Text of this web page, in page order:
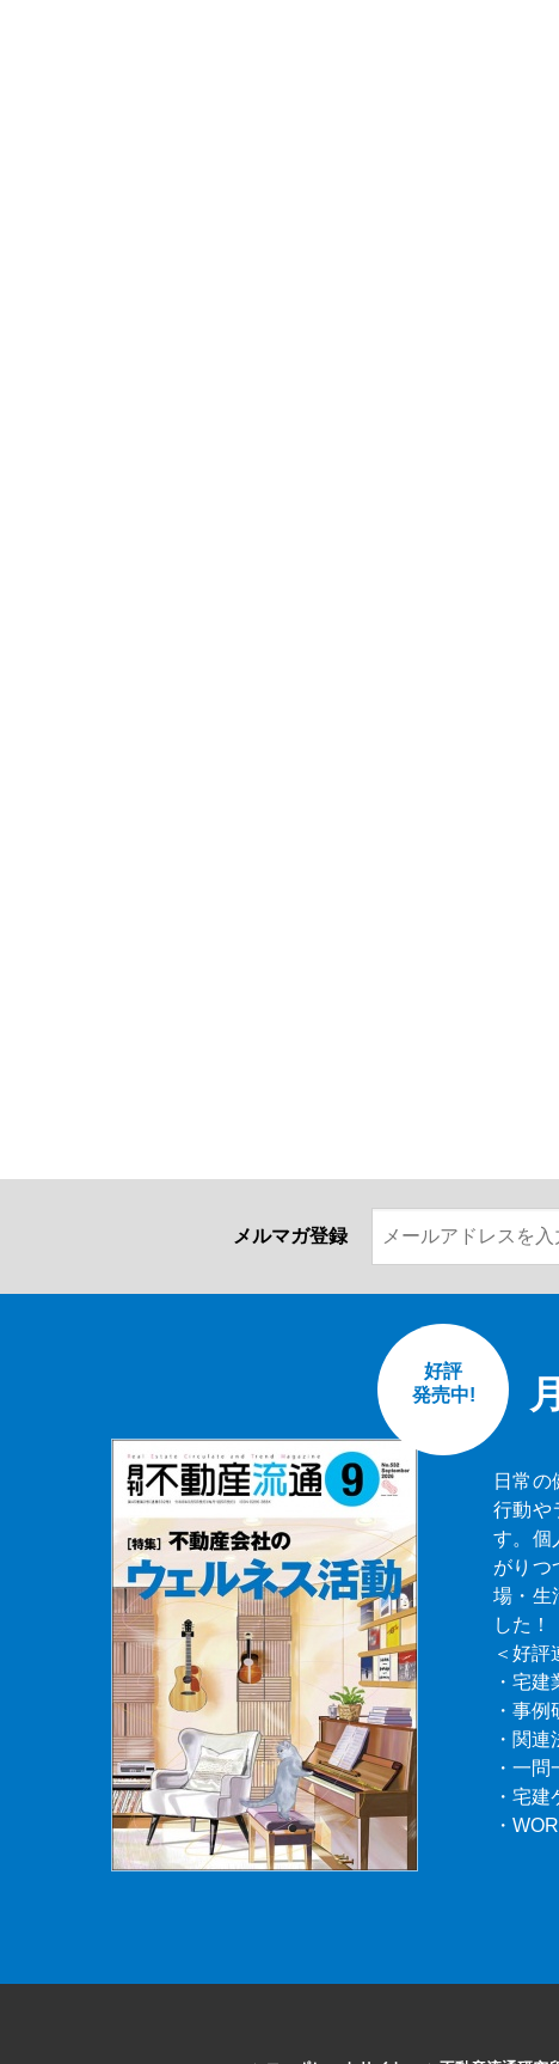
メルマガ登録
好評
発売中!
日常
行動や
す。個
がりつ
場・生
した！
＜好評
・宅
・事
・関
・一
・宅
・